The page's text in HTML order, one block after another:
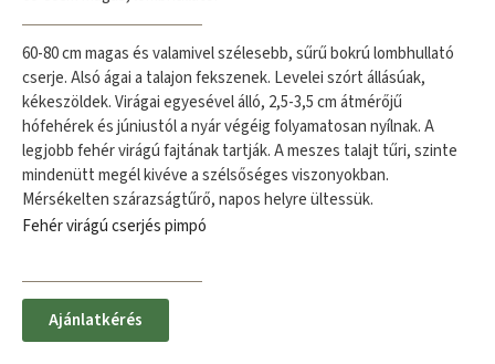
60-80 cm magas és valamivel szélesebb, sűrű bokrú lombhullató
cserje. Alsó ágai a talajon fekszenek. Levelei szórt állásúak,
kékeszöldek. Virágai egyesével álló, 2,5-3,5 cm átmérőjű
hófehérek és júniustól a nyár végéig folyamatosan nyílnak. A
legjobb fehér virágú fajtának tartják. A meszes talajt tűri, szinte
mindenütt megél kivéve a szélsőséges viszonyokban.
Mérsékelten szárazságtűrő, napos helyre ültessük.
Fehér virágú cserjés pimpó
Ajánlatkérés